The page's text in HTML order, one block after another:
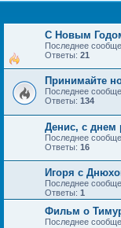
С Новым
Последнее
Ответы: 21
Принимайте
Последнее
Ответы: 134
Денис, с днем
Последнее
Ответы: 16
Игоря с
Последнее
Ответы: 1
Фильм о
Последнее